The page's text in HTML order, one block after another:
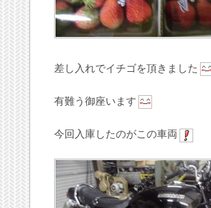
差し入れでイチゴを頂きました
有難う御座います
今回入庫したのがこの車両